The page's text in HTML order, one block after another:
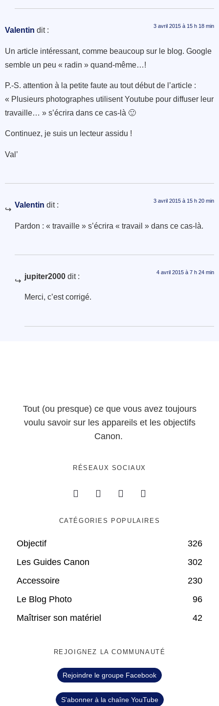
Valentin dit : 3 avril 2015 à 15 h 18 min
Un article intéressant, comme beaucoup sur le blog. Google
semble un peu « radin » quand-même…!
P.-S. attention à la petite faute au tout début de l’article :
« Plusieurs photographes utilisent Youtube pour diffuser leur
travaille… » s’écrira dans ce cas-là 🙂
Continuez, je suis un lecteur assidu !
Val’
Valentin dit : 3 avril 2015 à 15 h 20 min
Pardon : « travaille » s’écrira « travail » dans ce cas-là.
jupiter2000 dit : 4 avril 2015 à 7 h 24 min
Merci, c’est corrigé.
Tout (ou presque) ce que vous avez toujours
voulu savoir sur les appareils et les objectifs
Canon.
RÉSEAUX SOCIAUX
CATÉGORIES POPULAIRES
Objectif
326
Les Guides Canon
302
Accessoire
230
Le Blog Photo
96
Maîtriser son matériel
42
REJOIGNEZ LA COMMUNAUTÉ
Rejoindre le groupe Facebook
S'abonner à la chaîne YouTube